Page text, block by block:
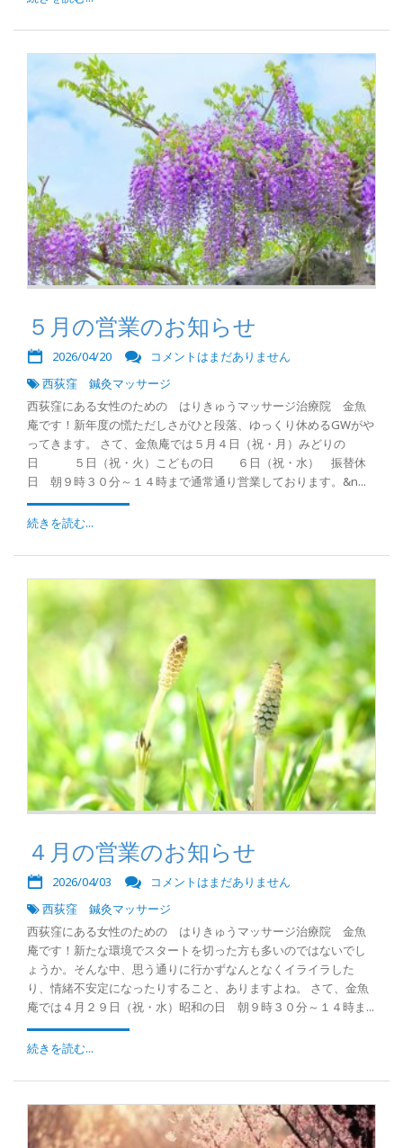
５月の営業のお知らせ
2026/04/20
コメントはまだありません
西荻窪 鍼灸マッサージ
西荻窪にある女性のための はりきゅうマッサージ治療院 金魚
庵です！新年度の慌ただしさがひと段落、ゆっくり休めるGWがや
ってきます。 さて、金魚庵では５月４日（祝・月）みどりの
日 ５日（祝・火）こどもの日 ６日（祝・水） 振替休
日 朝９時３０分～１４時まで通常通り営業しております。&n...
続きを読む...
４月の営業のお知らせ
2026/04/03
コメントはまだありません
西荻窪 鍼灸マッサージ
西荻窪にある女性のための はりきゅうマッサージ治療院 金魚
庵です！新たな環境でスタートを切った方も多いのではないでし
ょうか。そんな中、思う通りに行かずなんとなくイライラした
り、情緒不安定になったりすること、ありますよね。 さて、金魚
庵では４月２９日（祝・水）昭和の日 朝９時３０分～１４時ま...
続きを読む...